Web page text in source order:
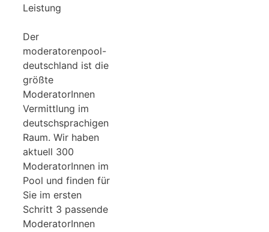
Leistung
Der
moderatorenpool-
deutschland ist die
größte
ModeratorInnen
Vermittlung im
deutschsprachigen
Raum. Wir haben
aktuell 300
ModeratorInnen im
Pool und finden für
Sie im ersten
Schritt 3 passende
ModeratorInnen